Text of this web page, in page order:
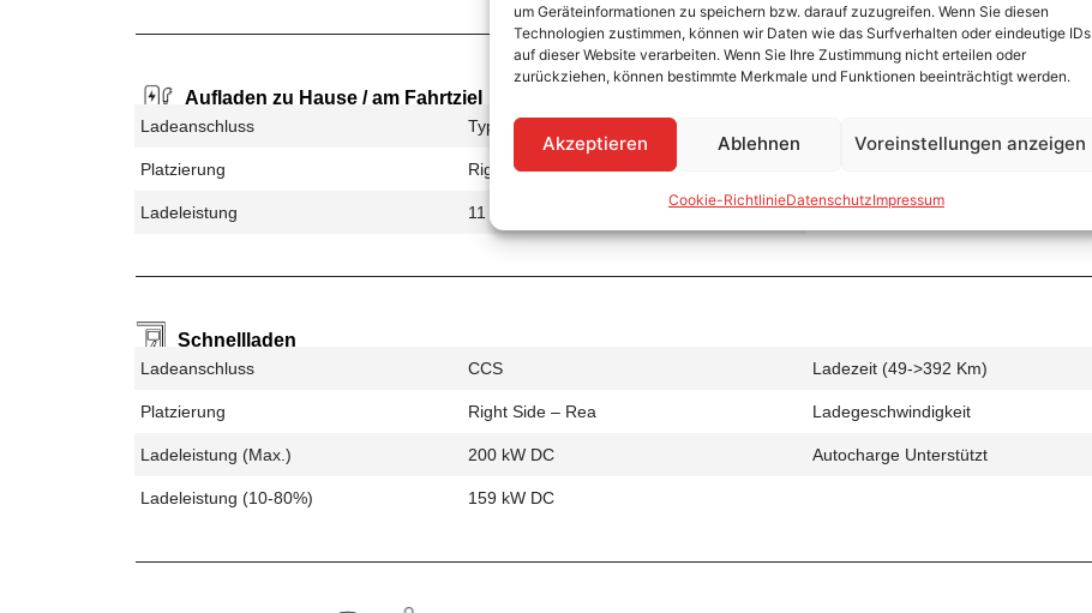
um Geräteinformationen zu speichern bzw. darauf zuzugreifen. Wenn Sie diesen
Technologien zustimmen, können wir Daten wie das Surfverhalten oder eindeutige IDs
auf dieser Website verarbeiten. Wenn Sie Ihre Zustimmung nicht erteilen oder
zurückziehen, können bestimmte Merkmale und Funktionen beeinträchtigt werden.
Akzeptieren Ablehnen Voreinstellungen anzeigen
Cookie-RichtlinieDatenschutzImpressum
Aufladen zu Hause / am Fahrtziel
Ladeanschluss Type 2
Platzierung Right Side – Rear
Ladeleistung 11 kW AC
Schnellladen
Ladeanschluss CCS
Platzierung Right Side – Rea
Ladeleistung (max.) 200 kW DC
Ladeleistung (10-80%) 159 kW DC
Ladezeit (49->392 Km)
Ladegeschwindigkeit
Autocharge Unterstützt